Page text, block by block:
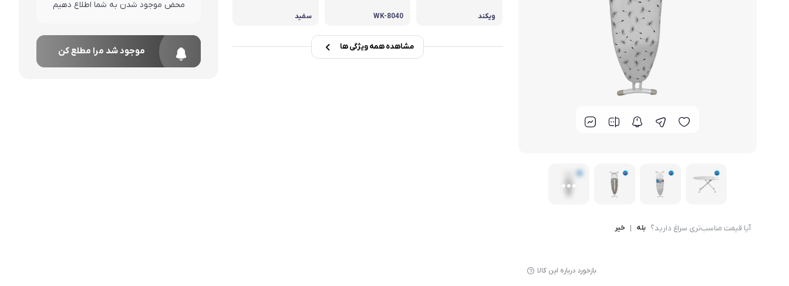
گوشتکوب برقی لوازم خانگی مکمل سبد آشپزخانه
ترازوی آشپزخانه و شخصی
لوازم جانبی
تابه وک
آیا قیمت مناسب‌تری سراغ دارید؟ بله | خیر
بازخورد درباره این کالا
ویکند WK-8040 سفید
مشاهده همه ویژگی ها
محض موجود شدن به شما اطلاع دهیم
موجود شد مرا مطلع کن